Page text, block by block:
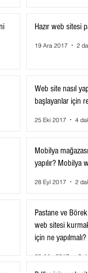
Hazır web sitesi
19 Ara 2017 2
Web site nasıl
başlayanlar için
25 Eki 2017 4
Mobilya
yapılır? Mobilya
28 Eyl 2017 2
Pastane ve
web sitesi
için ne yapılmalı?
28 Ağu 2017 3